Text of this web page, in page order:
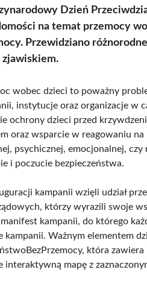
Dzień
na temat przemocy
Przewidziano
zjawiskiem.
wobec dzieci to poważny
instytucje oraz organizacje w
ochrony dzieci przed
oraz wsparcie w reagowaniu
psychicznej, emocjonalnej,
i poczucie bezpieczeństwa.
kampanii wzięli udział
którzy wyrazili swoje
manifest kampanii, do którego
kampanii. Ważnym elementem
która
interaktywną mapę z